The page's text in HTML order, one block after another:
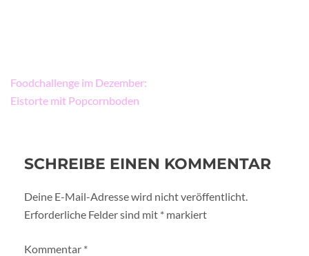
Beitragsnavigation
Foodchallenge im Dezember:
Eistorte mit Popcornboden
SCHREIBE EINEN KOMMENTAR
Deine E-Mail-Adresse wird nicht veröffentlicht.
Erforderliche Felder sind mit * markiert
Kommentar *